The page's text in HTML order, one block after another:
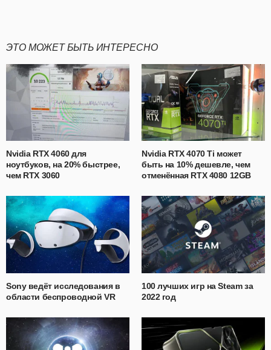
ЭТО МОЖЕТ БЫТЬ ИНТЕРЕСНО
Nvidia RTX 4060 для
ноутбуков, на 20% быстрее,
чем RTX 3060
Nvidia RTX 4070 Ti может
быть на 10% дешевле, чем
отменённая RTX 4080 12GB
Sony ведёт исследования в
области беспроводной VR
100 лучших игр на Steam за
2022 год